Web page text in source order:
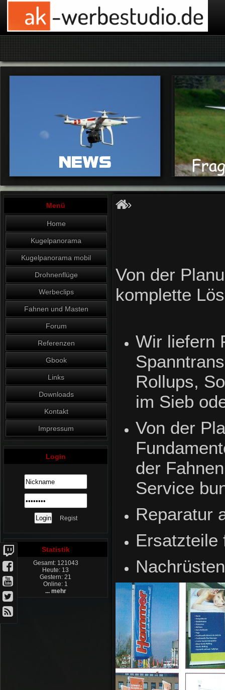
Menü
Home
Kugelpanorama
Kugelpanorama mobil
Drohnenflüge
Werbeclips
Fahnen und Masten
Forum
Referenzen
Gbook
Links
Downloads
Kontakt
Impressum
Login
Regist
Statistik
Gesamt: 121043
Heute: 13
Gestern: 21
Online: 1
... mehr
»
Von der
komplette
Wir liefern
Rollups,
im Sieb
Von der
der
Service
Reparatur
Ersatzteile